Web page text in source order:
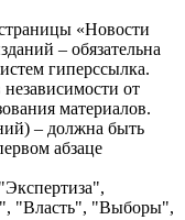
«Новости
– обязательна
гиперссылка.
от
материалов.
– должна быть
абзаце
"Власть", "Выборы",